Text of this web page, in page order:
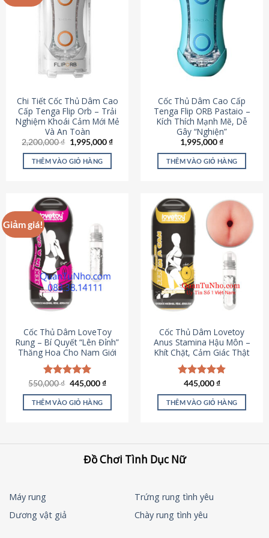
Chi Tiết Cốc Thủ Dâm Cao
Cấp Tenga Flip Orb – Trải
Nghiệm Khoái Cảm Mới Mẻ
Và An Toàn
2,200,000₫ Giá
gốc
là:
2,200,000 ₫.
1,995,000₫Giá
THÊM VÀO GIỎ HÀNG
Cốc Thủ Dâm Cao Cấp
Tenga Flip ORB Pastaio –
Kích Thích Mạnh Mẽ, Dễ
Gây “Nghiện”
1,995,000₫
THÊM VÀO GIỎ HÀNG
Giảm giá!
Cốc Thủ Dâm LoveToy
Rung – Bí Quyết “Lên Đỉnh”
Thăng Hoa Cho Nam Giới
Được xếp
hạng5.00
5 sao
550,000₫ Giá
là:
550,000 ₫.
445,000₫Giá
tại
THÊM VÀO GIỎ HÀNG
Cốc Thủ Dâm Lovetoy
Anus Stamina Hậu Môn –
Khít Chặt, Cảm Giác Thật
Được xếp
hạng4.84
5 sao
445,000₫
THÊM VÀO GIỎ HÀNG
Đồ Chơi Tình Dục Nữ
Máy rung
Trứng rung tình yêu
Dương vật giả
Chày rung tình yêu